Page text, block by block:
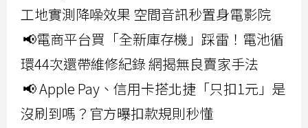
工地實測降噪效果 空間音訊秒置身電影院
📢電商平台買「全新庫存機」踩雷！電池循
環44次還帶維修紀錄 網揭無良賣家手法
📢 Apple Pay、信用卡搭北捷「只扣1元」是
沒刷到嗎？官方曝扣款規則秒懂